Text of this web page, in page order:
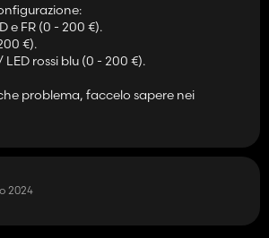
e FR (0 - 200 €).
€).
rossi blu (0 - 200 €).
problema, faccelo sapere nei
2024